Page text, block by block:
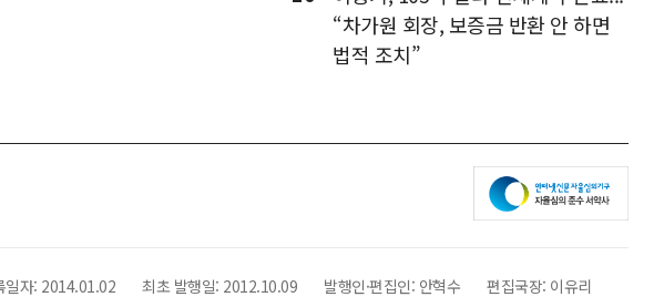
“차가원 회장, 보증금 반환 안 하면
법적 조치”
일자: 2014.01.02 최초 발행일: 2012.10.09 발행인·편집인: 안혁수 편집국장: 이유리